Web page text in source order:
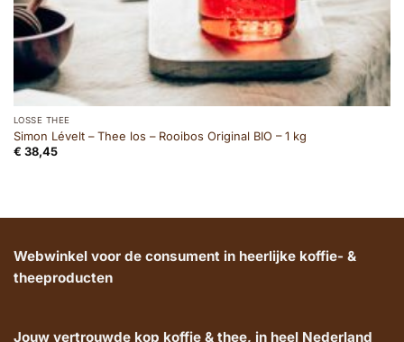
LOSSE THEE
Simon Lévelt – Thee los – Rooibos Original BIO – 1 kg
€ 38,45
Webwinkel voor de consument in heerlijke koffie- &
theeproducten
Jouw vertrouwde kop koffie & thee, in heel Nederland